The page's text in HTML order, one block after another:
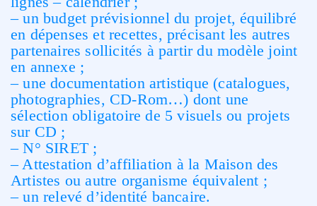
– un budget prévisionnel du projet, équilibré
en dépenses et recettes, précisant les autres
partenaires sollicités à partir du modèle joint
en annexe ;
– une documentation artistique (catalogues,
photographies, CD-Rom…) dont une
sélection obligatoire de 5 visuels ou projets
sur CD ;
– N° SIRET ;
– Attestation d’affiliation à la Maison des
Artistes ou autre organisme équivalent ;
– un relevé d’identité bancaire.